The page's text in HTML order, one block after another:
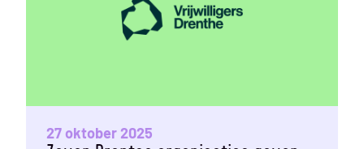
27 oktober 2025